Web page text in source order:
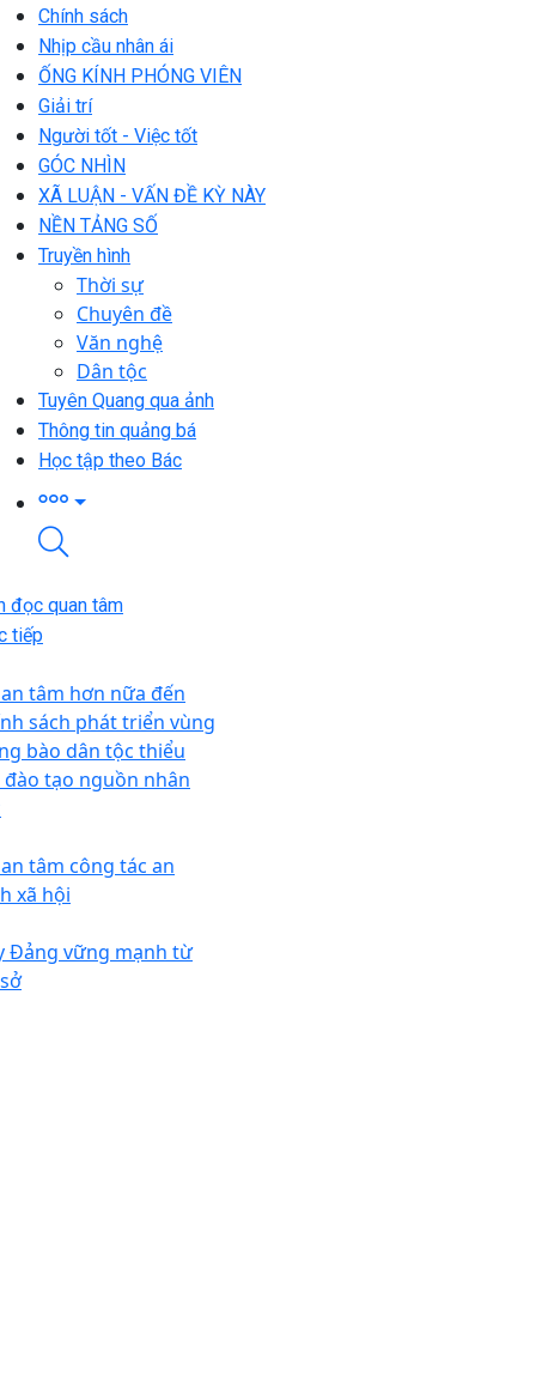
Chính sách
Nhịp cầu nhân ái
ỐNG KÍNH PHÓNG VIÊN
Giải trí
Người tốt - Việc tốt
GÓC NHÌN
XÃ LUẬN - VẤN ĐỀ KỲ NÀY
NỀN TẢNG SỐ
Truyền hình
Thời sự
Chuyên đề
Văn nghệ
Dân tộc
Tuyên Quang qua ảnh
Thông tin quảng bá
Học tập theo Bác
đọc quan tâm
tiếp
tâm hơn nữa đến
sách phát triển vùng
bào dân tộc thiểu
đào tạo nguồn nhân
tâm công tác an
xã hội
Đảng vững mạnh từ